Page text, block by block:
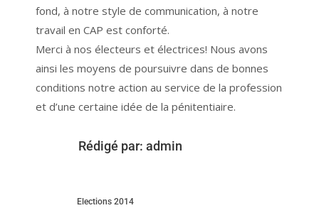
fond, à notre style de communication, à notre
travail en CAP est conforté.
Merci à nos électeurs et électrices! Nous avons
ainsi les moyens de poursuivre dans de bonnes
conditions notre action au service de la profession
et d’une certaine idée de la pénitentiaire.
Rédigé par: admin
Elections 2014